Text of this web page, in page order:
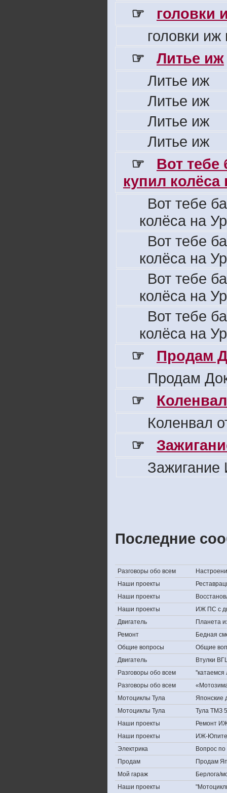
☞
головки
головки
☞
Литье иж
Литье иж
Литье иж
Литье иж
Литье иж
☞
Вот
купил колёса
Вот тебе
колёса на
Вот тебе
колёса на
Вот тебе
колёса на
Вот тебе
колёса на
☞
Продам
Продам
☞
Коленвал
☞
Последние
Разговоры обо всем
Наши проекты
Наши проекты
Наши проекты
ИЖ ПС с
Двигатель
Планета
Ремонт
Бедная
Общие вопросы
Общие
Двигатель
Втулки
Разговоры обо всем
Разговоры обо всем
Мотоциклы Тула
Японские
Мотоциклы Тула
Тула ТМЗ
Наши проекты
Ремонт
Наши проекты
ИЖ-
Электрика
Вопрос по
Продам
Продам
Мой гараж
Берлога/
Наши проекты